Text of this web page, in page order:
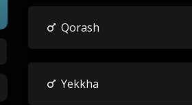
Qorash
Yekkha